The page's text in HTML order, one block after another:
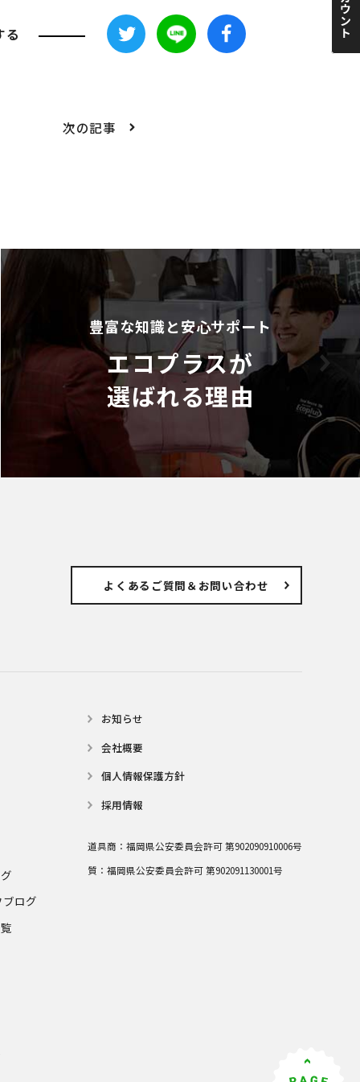
る
次の記事
豊富な知識と安心サポート
エコプラスが
選ばれる理由
よくあるご質問 ＆お問い合わせ
ログ
お知らせ
会社概要
個⼈情報保護⽅針
採用情報
道具商： 福岡県公安委員会許可 第902090910006号
質： 福岡県公安委員会許可 第902091130001号